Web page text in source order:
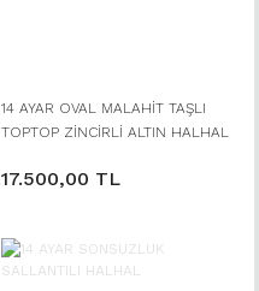
14 AYAR OVAL MALAHİT TAŞLI
TOPTOP ZİNCİRLİ ALTIN HALHAL
17.500,00 TL